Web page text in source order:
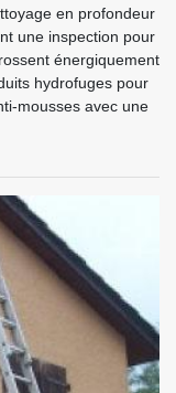
en profondeur
une inspection pour
énergiquement
hydrofuges pour
mousses avec une